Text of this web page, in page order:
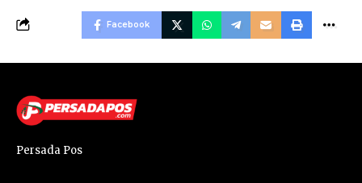
Facebook
Persada Pos